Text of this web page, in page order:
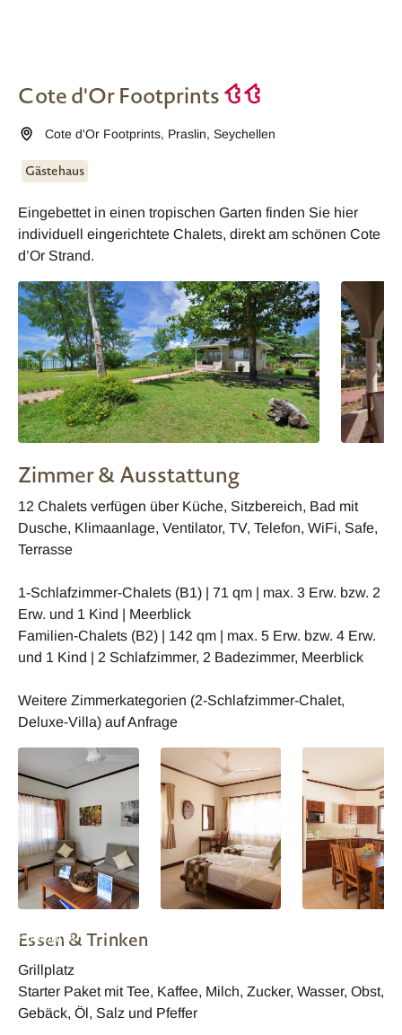
Cote d'Or Footprints
Cote d'Or Footprints, Praslin,Seychellen
Gästehaus
Eingebettet in einen tropischen Garten finden Sie hier
individuell eingerichtete Chalets, direkt am schönen Cote
d’Or Strand.
Zimmer & Ausstattung
12 Chalets verfügen über Küche, Sitzbereich, Bad mit
Dusche, Klimaanlage, Ventilator, TV, Telefon, WiFi, Safe,
Terrasse
1-Schlafzimmer-Chalets (B1) | 71 qm | max. 3 Erw. bzw. 2
Erw. und 1 Kind | Meerblick
Familien-Chalets (B2) | 142 qm | max. 5 Erw. bzw. 4 Erw.
und 1 Kind | 2 Schlafzimmer, 2 Badezimmer, Meerblick
Weitere Zimmerkategorien (2-Schlafzimmer-Chalet,
Deluxe-Villa) auf Anfrage
Footprints
Essen & Trinken
Grillplatz
Starter Paket mit Tee, Kaffee, Milch, Zucker, Wasser, Obst,
Gebäck, Öl, Salz und Pfeffer